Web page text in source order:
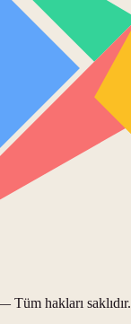
Tüm hakları saklıdır.